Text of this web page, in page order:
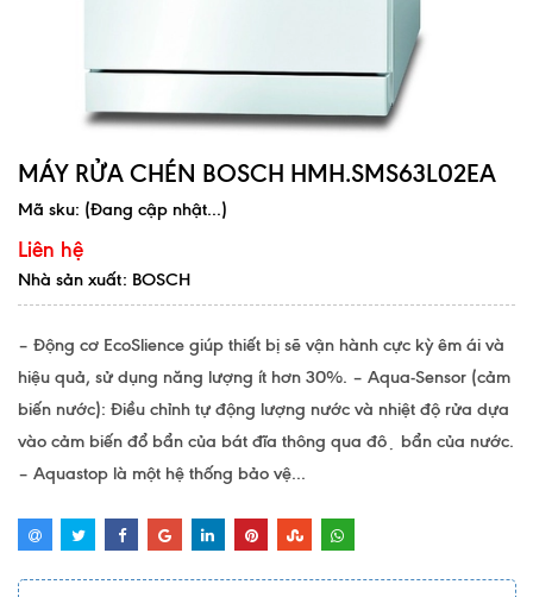
MÁY RỬA CHÉN BOSCH HMH.SMS63L02EA
Mã sku: (Đang cập nhật...)
Liên hệ
Nhà sản xuất: BOSCH
– Động cơ EcoSlience giúp thiết bị sẽ vận hành cực kỳ êm ái và
hiệu quả, sử dụng năng lượng ít hơn 30%. – Aqua-Sensor (cảm
biến nước): Điều chỉnh tự động lượng nước và nhiệt độ rửa dựa
vào cảm biến đổ bẩn của bát đĩa thông qua độ bẩn của nước.
– Aquastop là một hệ thống bảo vệ...